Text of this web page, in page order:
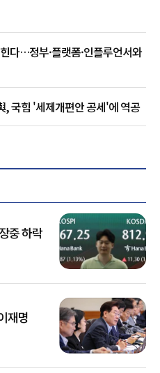
다…정부·플랫폼·인플루언서와
국힘 '세제개편안 공세'에 역공
중 하락
재명